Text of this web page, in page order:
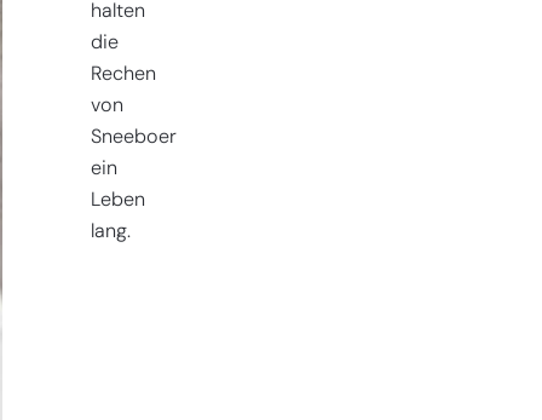
halten
die
Rechen
von
Sneeboer
ein
Leben
lang.